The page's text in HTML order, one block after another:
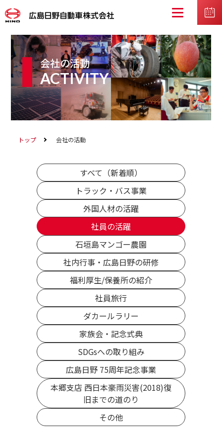
会社の活動
ACTIVITY
トップ 会社の活動
すべて（新着順）
トラック・バス事業
外国人材の活躍
社員の活躍
石垣島マンゴー農園
社内行事・広島日野の研修
福利厚生/保養所の紹介
社員旅行
ダカールラリー
家族会・記念式典
SDGsへの取り組み
広島日野 75周年記念事業
本郷支店 西日本豪雨災害(2018)復
旧までの道のり
その他